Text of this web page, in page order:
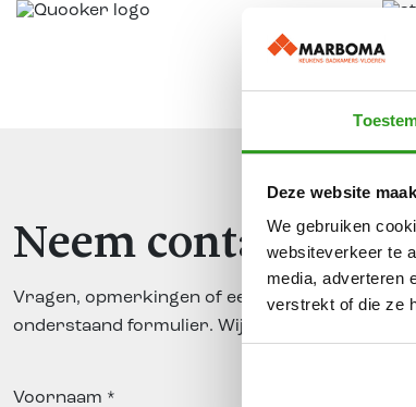
Deze website
We gebruiken
websiteverkeer te
media, adverteren
verstrekt of die ze
Neem contact op
Vragen, opmerkingen of een vrijblijvend
onderstaand formulier. Wij helpen u graag
Voornaam